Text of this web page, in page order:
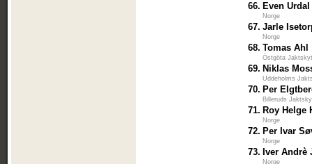
66. Even Urdal
Norge
67. Jarle
Norge
68. Tomas Ahl
Östgöta
69. Niklas
Uddeholms
70. Per
Billeruds
71. Roy Helge
Norge
72. Per Ivar
Norge
73. Iver Andrè
Norge